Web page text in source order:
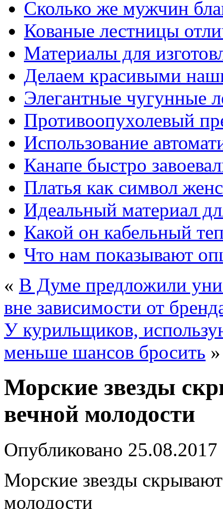
Сколько же мужчин
Кованые лестницы
Материалы для
Делаем красивыми
Элегантные чугунные
Противоопухолевый
Использование
Канапе быстро
Платья как символ
Идеальный материал
Какой он кабельный
Что нам показывают
« В Думе предложили
вне зависимости от
У курильщиков,
меньше шансов бросить »
Морские звезды
вечной молодости
Опубликовано 25.08.2017
Морские звезды
молодости